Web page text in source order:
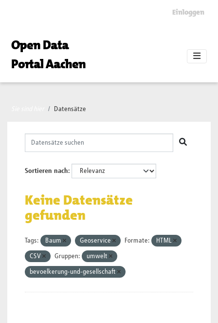
Einloggen
Open Data
Portal Aachen
Datensätze
Sortieren nach
Keine Datensätze
gefunden
Tags: Baum Geoservice Formate: HTML
CSV Gruppen: umwelt
bevoelkerung-und-gesellschaft